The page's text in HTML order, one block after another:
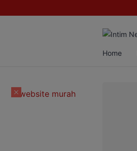
Home